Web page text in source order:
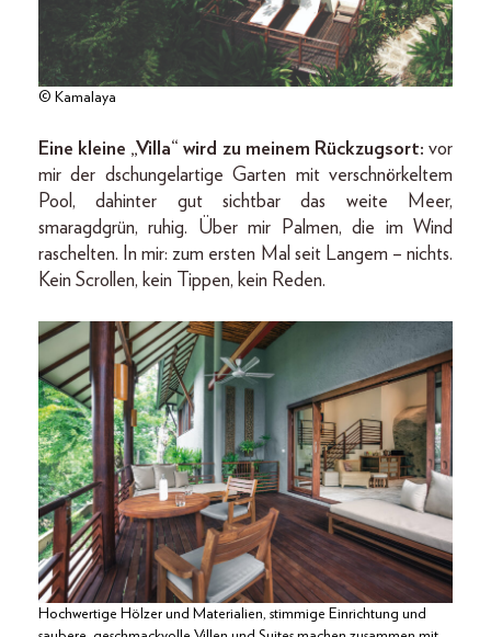
© Kamalaya
Eine kleine „Villa“ wird zu meinem Rückzugsort: vor
mir der dschungelartige Garten mit verschnörkeltem
Pool, dahinter gut sichtbar das weite Meer,
smaragdgrün, ruhig. Über mir Palmen, die im Wind
raschelten. In mir: zum ersten Mal seit Langem – nichts.
Kein Scrollen, kein Tippen, kein Reden.
Hochwertige Hölzer und Materialien, stimmige Einrichtung und